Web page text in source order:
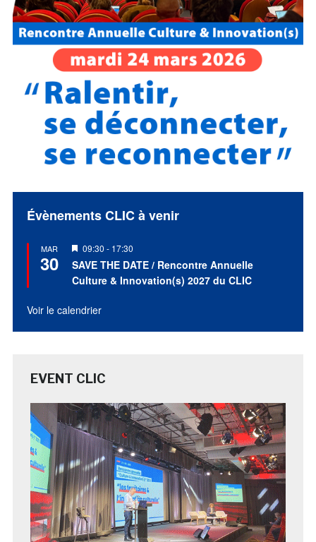
Évènements CLIC à venir
MAR
30
Mis
en
avant
09:30 - 17:30
SAVE THE DATE / Rencontre Annuelle
Culture & Innovation(s) 2027 du CLIC
Voir le calendrier
EVENT CLIC